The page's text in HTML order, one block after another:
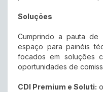
Soluções
Cumprindo a pauta de
espaço para painéis
focados em soluções
oportunidades de
CDI Premium e Soluti: